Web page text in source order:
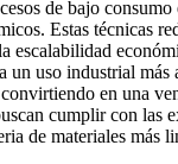
de bajo
Estas técnicas
escalabilidad
un uso industrial más
en una
cumplir con las
de materiales más